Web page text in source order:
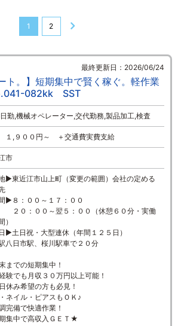
1 2
最終更新日：2026/06/24
ト。】短期集中で賢く稼ぐ。軽作業
082kk SST
勤,機械オペレーター,交代勤務,製品加工,検査
,９００円～ ＋交通費実費支給
市
▶東近江市山上町（変更の範囲）会社の定める
８：００～１７：００
：００～翌５：００（休憩６０分・実働
）
土日祝・大型連休（年間１２５日）
八日市駅、桜川駅車で２０分
までの短期集中！
験でも月収３０万円以上可能！
休み希望の方も必見！
ネイル・ピアスもＯＫ♪
完備で快適作業！
集中で高収入ＧＥＴ★